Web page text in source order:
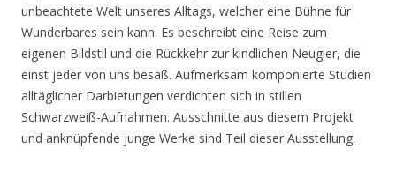
unbeachtete Welt unseres Alltags, welcher eine Bühne für
Wunderbares sein kann. Es beschreibt eine Reise zum
eigenen Bildstil und die Rückkehr zur kindlichen Neugier, die
einst jeder von uns besaß. Aufmerksam komponierte Studien
alltäglicher Darbietungen verdichten sich in stillen
Schwarzweiß-Aufnahmen. Ausschnitte aus diesem Projekt
und anknüpfende junge Werke sind Teil dieser Ausstellung.